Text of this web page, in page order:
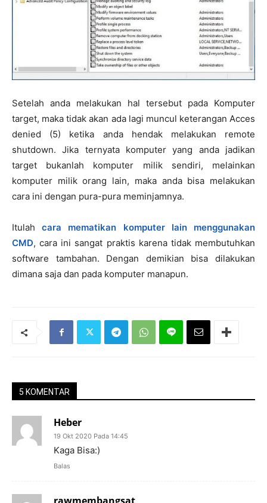
Setelah anda melakukan hal tersebut pada Komputer
target, maka tidak akan ada lagi muncul keterangan Acces
denied (5) ketika anda hendak melakukan remote
shutdown. Jika ternyata komputer yang anda jadikan
target bukanlah komputer milik sendiri, melainkan
komputer milik orang lain, maka anda bisa melakukan
cara ini dengan pura-pura meminjamnya.
Itulahcara mematikan komputer lain menggunakan
CMD, cara ini sangat praktis karena tidak membutuhkan
software tambahan. Dengan demikian bisa dilakukan
dimana saja dan pada komputer manapun.
5 KOMENTAR
Heber
19 Okt 2020 Pada 14:45
Kaga Bisa:)
Balas